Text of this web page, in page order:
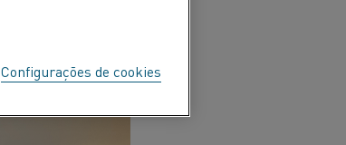
Configurações de cookies